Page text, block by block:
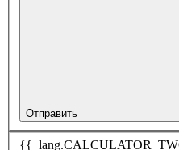
Отправить